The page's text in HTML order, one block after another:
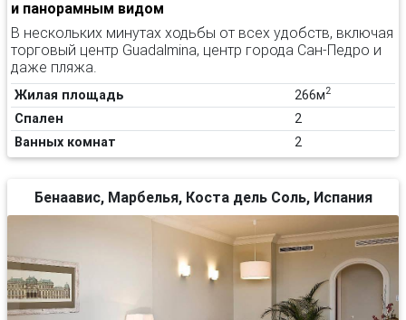
и панорамным видом
В нескольких минутах ходьбы от всех удобств, включая
торговый центр Guadalmina, центр города Сан-Педро и
даже пляжа.
Жилая площадь 266м2
Спален
2
Ванных комнат
2
Бенаавис, Марбелья, Коста дель Соль, Испания